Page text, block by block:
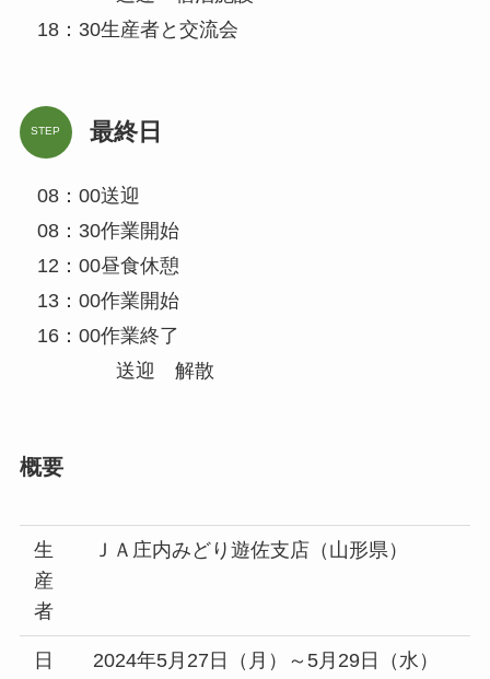
18：30生産者と交流会
STEP 最終日
08：00送迎
08：30作業開始
12：00昼食休憩
13：00作業開始
16：00作業終了
送迎 解散
概要
生
産
者
ＪＡ庄内みどり遊佐支店（山形県）
日
2024年5月27日（月）～5月29日（水）